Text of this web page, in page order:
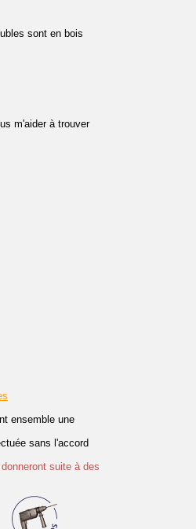
sont en bois
m'aider à trouver
ensemble une
sans l'accord
suite à des